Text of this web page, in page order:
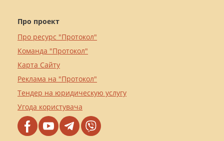
Про проект
Про ресурс "Протокол"
Команда "Протокол"
Карта Сайту
Реклама на "Протокол"
Тендер на юридическую услугу
Угода користувача